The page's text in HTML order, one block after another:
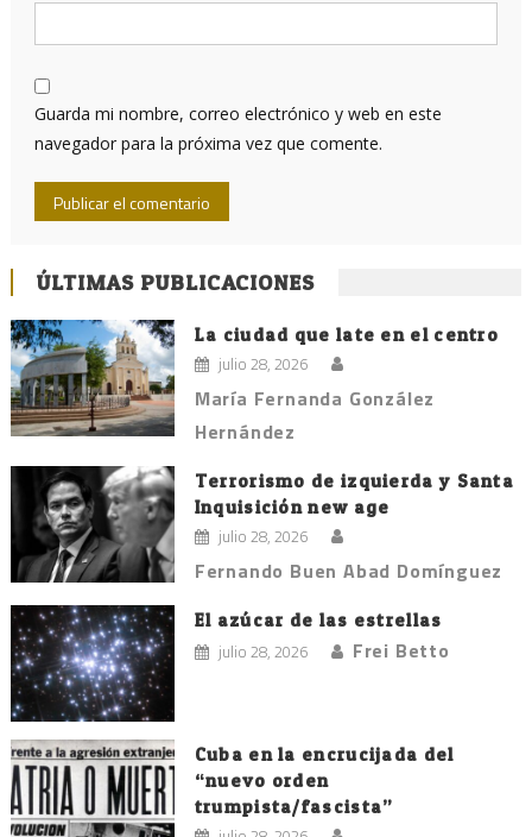
Guarda mi nombre, correo electrónico y web en este
navegador para la próxima vez que comente.
ÚLTIMAS PUBLICACIONES
La ciudad que late en el centro
julio 28, 2026
María Fernanda González
Hernández
Terrorismo de izquierda y Santa
Inquisición new age
julio 28, 2026
Fernando Buen Abad Domínguez
El azúcar de las estrellas
julio 28, 2026 Frei Betto
Cuba en la encrucijada del
“nuevo orden
trumpista/fascista”